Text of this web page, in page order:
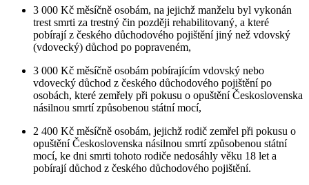
3 000 Kč měsíčně osobám, na jejichž manželu byl vykonán
trest smrti za trestný čin později rehabilitovaný, a které
pobírají z českého důchodového pojištění jiný než vdovský
(vdovecký) důchod po popraveném,
3 000 Kč měsíčně osobám pobírajícím vdovský nebo
vdovecký důchod z českého důchodového pojištění po
osobách, které zemřely při pokusu o opuštění Československa
násilnou smrtí způsobenou státní mocí,
2 400 Kč měsíčně osobám, jejichž rodič zemřel při pokusu o
opuštění Československa násilnou smrtí způsobenou státní
mocí, ke dni smrti tohoto rodiče nedosáhly věku 18 let a
pobírají důchod z českého důchodového pojištění.